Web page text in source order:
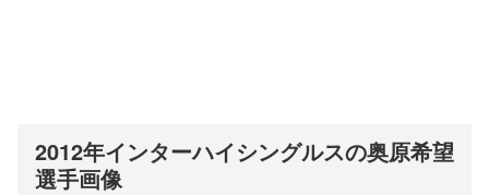
2012年インターハイシングルスの奥原希望
選手画像